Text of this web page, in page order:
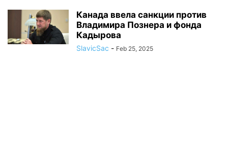
Канада ввела санкции против
Владимира Познера и фонда
Кадырова
SlavicSac - Feb 25, 2025